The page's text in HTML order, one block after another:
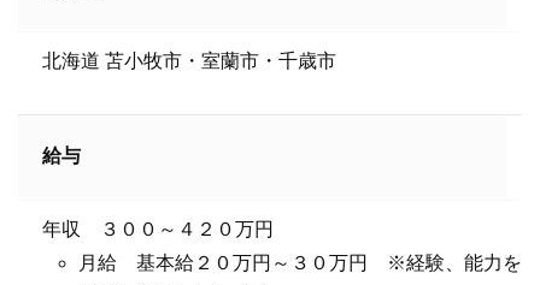
北海道 苫小牧市・室蘭市・千歳市
給与
年収 ３００～４２０万円
月給 基本給２０万円～３０万円 ※経験、能力を